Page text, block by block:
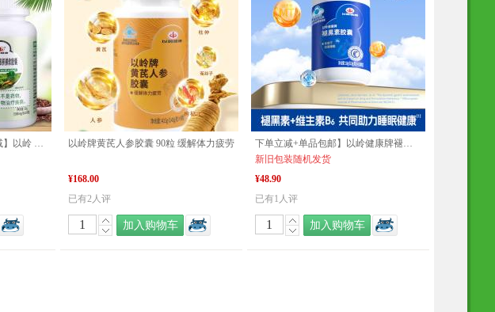
新品上新 单品包邮+下单立减】以岭 金奥力牌葛根枳椇软胶囊 60粒 新品 以岭牌黄芪人参胶囊 90粒 缓解体力疲劳
¥168.00
已有2人评
加入购物车
下单立减+单品包邮】以岭健康牌褪黑素维生素B6胶囊 0.3g/粒*60粒/瓶
新旧包装随机发货
¥48.90
已有1人评
加入购物车